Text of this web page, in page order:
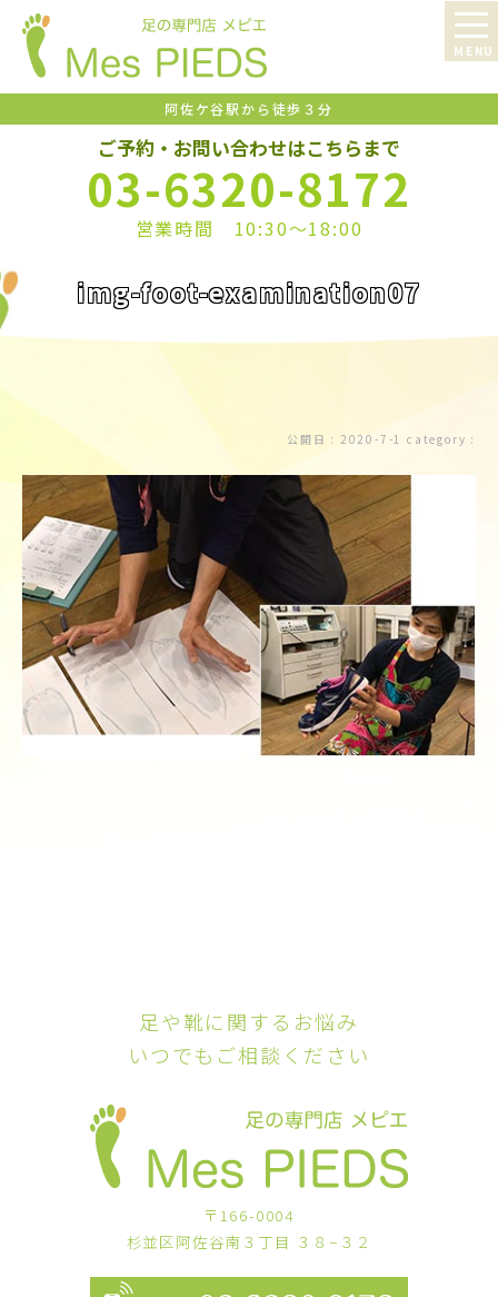
阿佐ケ谷駅から徒歩３分
ご予約・お問い合わせはこちらまで
03-6320-8172
営業時間 10:30〜18:00
img-foot-examination07
公開日 : 2020-7-1 category :
足や靴に関するお悩み
いつでもご相談ください
〒166-0004
杉並区阿佐谷南３丁目 ３８−３２